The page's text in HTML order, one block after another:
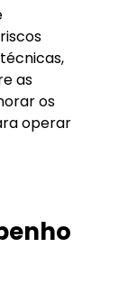
as
os
operar